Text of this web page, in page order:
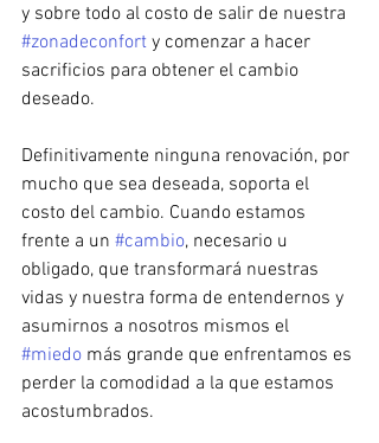
y sobre todo al costo de salir de nuestra
#zonadeconfort y comenzar a hacer
sacrificios para obtener el cambio
deseado.
Definitivamente ninguna renovación, por
mucho que sea deseada, soporta el
costo del cambio. Cuando estamos
frente a un #cambio, necesario u
obligado, que transformará nuestras
vidas y nuestra forma de entendernos y
asumirnos a nosotros mismos el
#miedo más grande que enfrentamos es
perder la comodidad a la que estamos
acostumbrados.